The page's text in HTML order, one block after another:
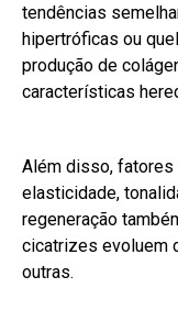
tendências
hipertróficas ou
produção de
características
Além disso,
elasticidade,
regeneração
cicatrizes evoluem
outras.